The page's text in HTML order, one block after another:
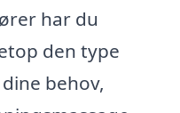
har du
den type
behov,